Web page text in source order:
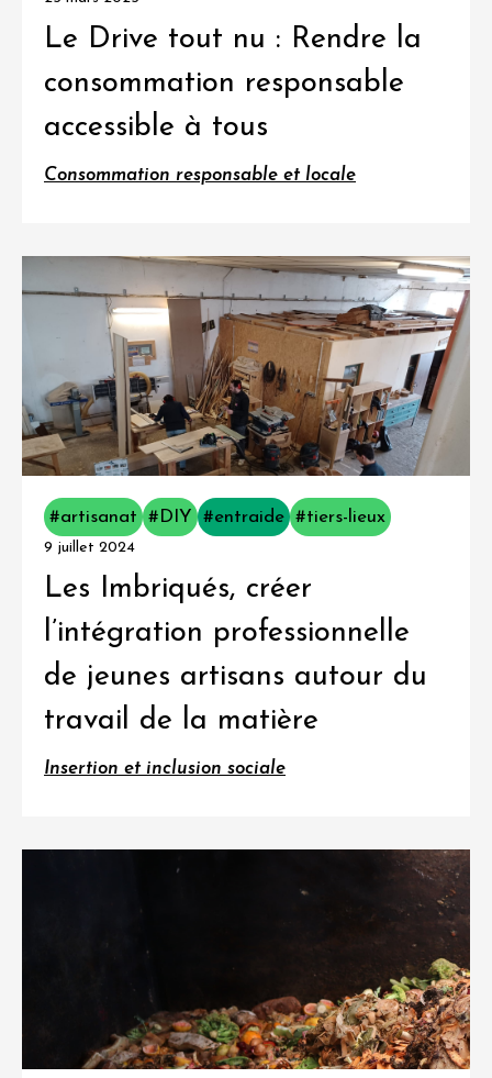
Le Drive tout nu : Rendre la
consommation responsable
accessible à tous
Consommation responsable et locale
#artisanat #DIY #entraide #tiers-lieux
9 juillet 2024
Les Imbriqués, créer
l’intégration professionnelle
de jeunes artisans autour du
travail de la matière
Insertion et inclusion sociale